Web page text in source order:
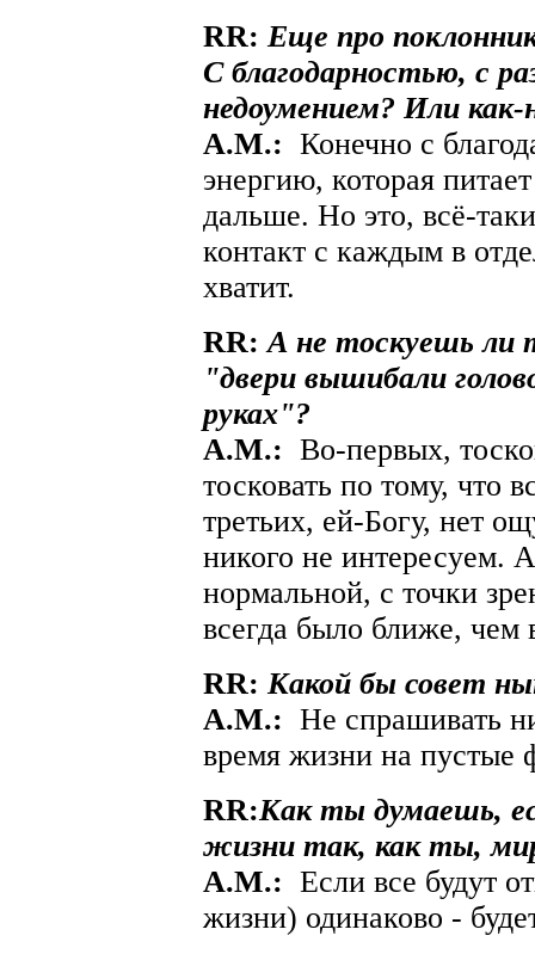
RR: Еще про
С благодарностью, с
недоумением? Или как-
A.М.: Конечно с
энергию, которая
дальше. Но это, всё-
контакт с каждым в
хватит.
RR: А не тоскуешь ли
"двери вышибали
руках"?
A.М.: Во-первых,
тосковать по тому, что
третьих, ей-Богу, нет
никого не интересуем.
нормальной, с точки
всегда было ближе, чем
RR: Какой бы совет
A.М.: Не спрашивать
время жизни на пустые
RR:Как ты думаешь,
жизни так, как ты,
A.М.: Если все будут
жизни) одинаково -